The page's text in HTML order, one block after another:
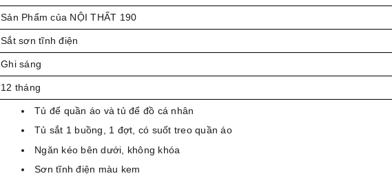
Sản Phẩm của NỘI THẤT 190
Sắt sơn tĩnh điện
Ghi sáng
12 tháng
Tủ để quần áo và tủ để đồ cá nhân
Tủ sắt 1 buồng, 1 đợt, có suốt treo quần áo
Ngăn kéo bên dưới, không khóa
Sơn tĩnh điện màu kem